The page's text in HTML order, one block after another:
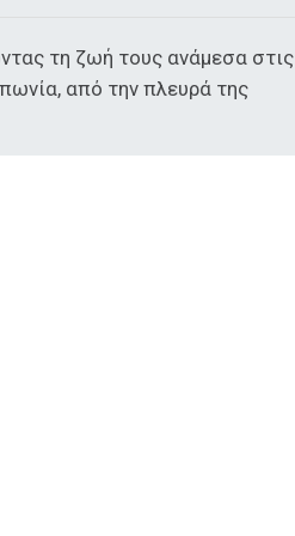
τη ζωή τους ανάμεσα στις
από την πλευρά της